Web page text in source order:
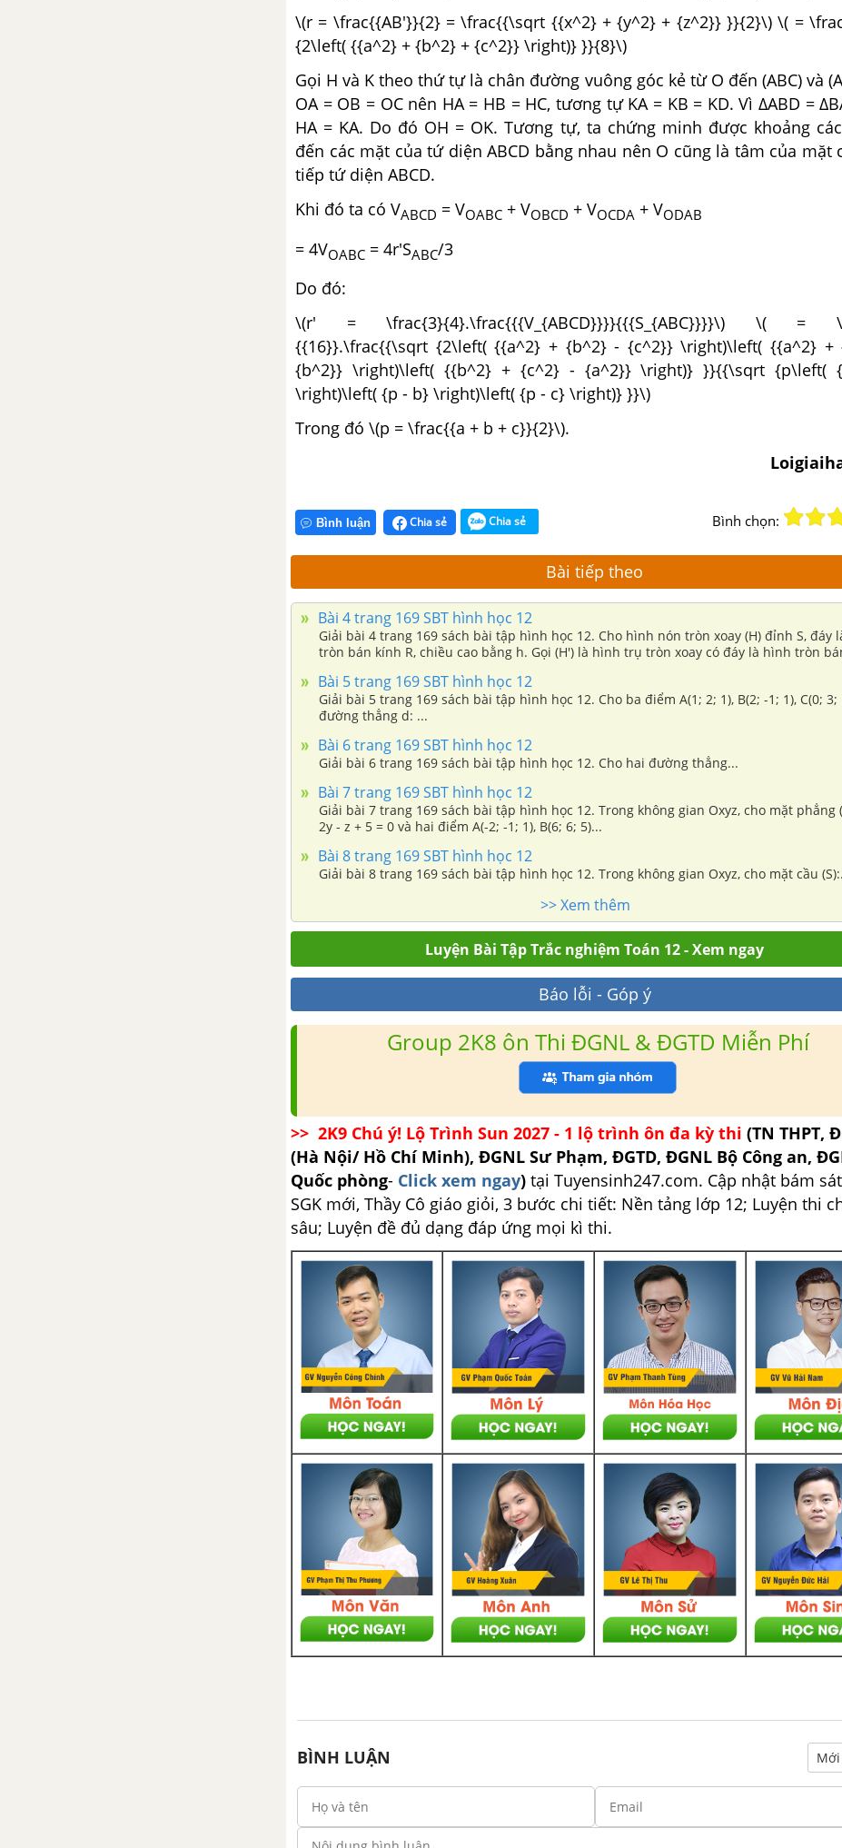
\(r = \frac{{AB'}}{2} = \frac{{\sqrt {{x^2} + {y^2} + {z^2}} }}{2}\) \( =
{2\left( {{a^2} + {b^2} + {c^2}} \right)} }}{8}\)
Gọi H và K theo thứ tự là chân đường vuông góc kẻ từ O đến (ABC) và
OA = OB = OC nên HA = HB = HC, tương tự KA = KB = KD. Vì ΔABD =
HA = KA. Do đó OH = OK. Tương tự, ta chứng minh được khoảng
đến các mặt của tứ diện ABCD bằng nhau nên O cũng là tâm của mặt
tiếp tứ diện ABCD.
Khi đó ta có VABCD = VOABC + VOBCD + VOCDA + VODAB
= 4VOABC = 4r'SABC/3
Do đó:
\(r' = \frac{3}{4}.\frac{{{V_{ABCD}}}}{{{S_{ABC}}}}\) \( =
{{16}}.\frac{{\sqrt {2\left( {{a^2} + {b^2} - {c^2}} \right)\left( {{a^2} +
{b^2}} \right)\left( {{b^2} + {c^2} - {a^2}} \right)} }}{{\sqrt {p\left(
\right)\left( {p - b} \right)\left( {p - c} \right)} }}\)
Trong đó \(p = \frac{{a + b + c}}{2}\).
Bình luận Chia sẻ Chia sẻ Bình chọn:
Bài tiếp theo
Bài 4 trang 169 SBT hình học 12
Giải bài 4 trang 169 sách bài tập hình học 12. Cho hình nón tròn xoay (H) đỉnh S, đáy
tròn bán kính R, chiều cao bằng h. Gọi (H') là hình trụ tròn xoay có đáy là hình tròn
Bài 5 trang 169 SBT hình học 12
Giải bài 5 trang 169 sách bài tập hình học 12. Cho ba điểm A(1; 2; 1), B(2; -1; 1), C(0; 3;
đường thẳng d: ...
Bài 6 trang 169 SBT hình học 12
Giải bài 6 trang 169 sách bài tập hình học 12. Cho hai đường thẳng...
Bài 7 trang 169 SBT hình học 12
Giải bài 7 trang 169 sách bài tập hình học 12. Trong không gian Oxyz, cho mặt phẳng
2y - z + 5 = 0 và hai điểm A(-2; -1; 1), B(6; 6; 5)...
Bài 8 trang 169 SBT hình học 12
Giải bài 8 trang 169 sách bài tập hình học 12. Trong không gian Oxyz, cho mặt cầu
>> Xem thêm
Luyện Bài Tập Trắc nghiệm Toán 12 - Xem ngay
Báo lỗi - Góp ý
Group 2K8 ôn Thi ĐGNL & ĐGTD Miễn Phí
>> 2K9 Chú ý! Lộ Trình Sun 2027 - 1 lộ trình ôn đa kỳ thi (TN THPT,
(Hà Nội/ Hồ Chí Minh), ĐGNL Sư Phạm, ĐGTD, ĐGNL Bộ Công an,
Quốc phòng- Click xem ngay) tại Tuyensinh247.com. Cập nhật bám
SGK mới, Thầy Cô giáo giỏi, 3 bước chi tiết: Nền tảng lớp 12; Luyện thi
sâu; Luyện đề đủ dạng đáp ứng mọi kì thi.
BÌNH LUẬN